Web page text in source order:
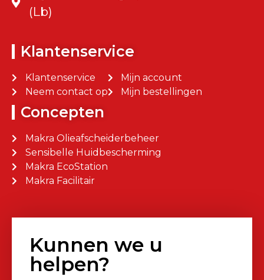
(Lb)
Klantenservice
Klantenservice
Neem contact op
Mijn account
Mijn bestellingen
Concepten
Makra Olieafscheiderbeheer
Sensibelle Huidbescherming
Makra EcoStation
Makra Facilitair
Kunnen we u
helpen?